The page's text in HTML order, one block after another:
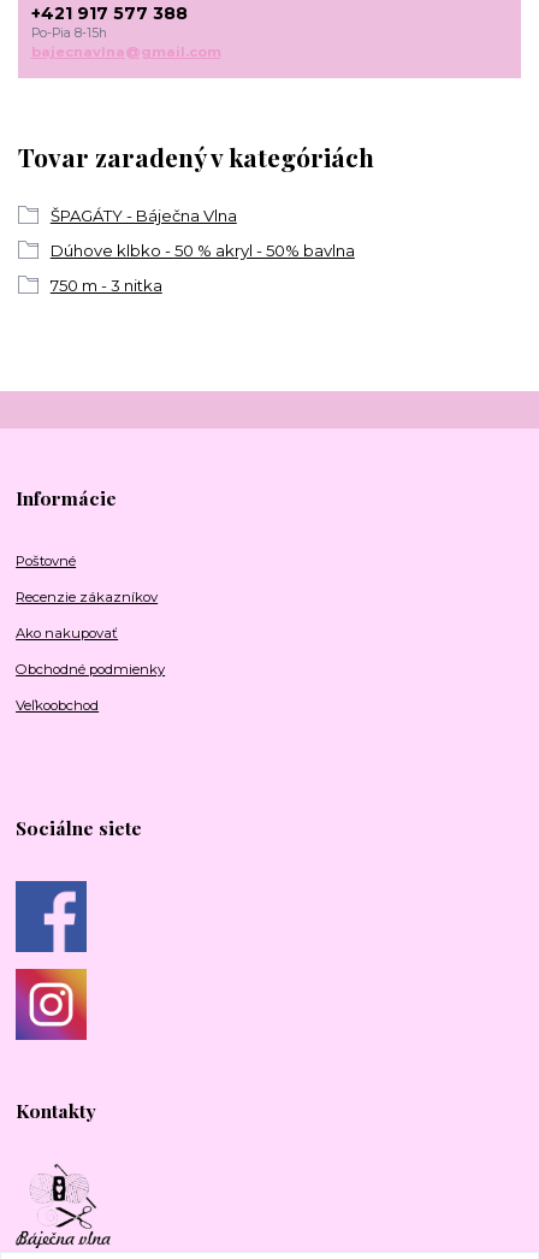
Tovar zaradený v kategóriách
ŠPAGÁTY - Báječna Vlna
Dúhove klbko - 50 % akryl - 50% bavlna
750 m - 3 nitka
+421 917 577 388
Po-Pia 8-15h
bajecnavlna@gmail.com
Informácie
Poštovné
Recenzie zákazníkov
Ako nakupovať
Obchodné podmienky
Veľkoobchod
Sociálne siete
Kontakty